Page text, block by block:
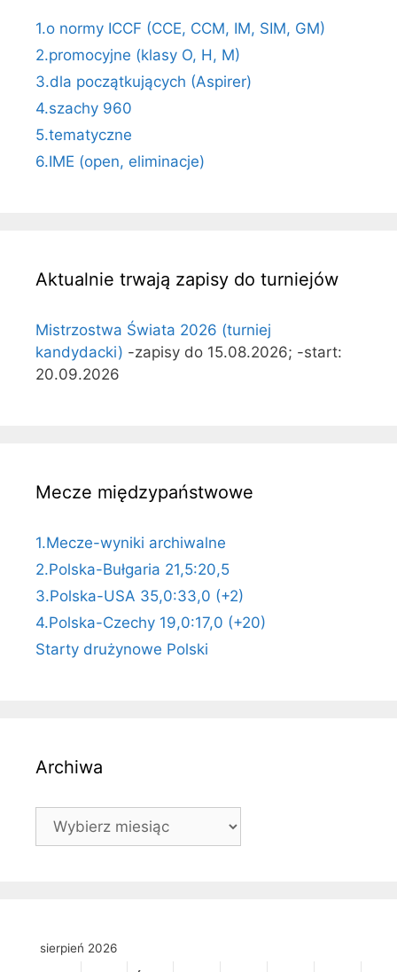
1.o normy ICCF (CCE, CCM, IM, SIM, GM)
2.promocyjne (klasy O, H, M)
3.dla początkujących (Aspirer)
4.szachy 960
5.tematyczne
6.IME (open, eliminacje)
Aktualnie trwają zapisy do turniejów
Mistrzostwa Świata 2026 (turniej
kandydacki) -zapisy do 15.08.2026; -start:
20.09.2026
Mecze międzypaństwowe
1.Mecze-wyniki archiwalne
2.Polska-Bułgaria 21,5:20,5
3.Polska-USA 35,0:33,0 (+2)
4.Polska-Czechy 19,0:17,0 (+20)
Starty drużynowe Polski
Archiwa
Archiwa
sierpień 2026